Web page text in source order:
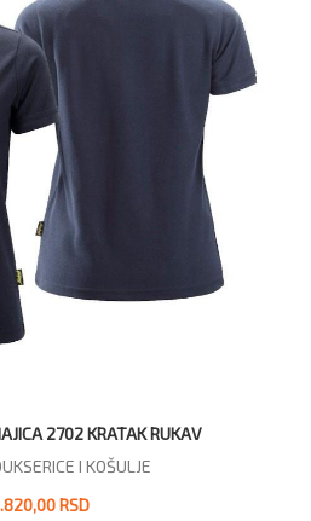
2702 KRATAK RUKAV
I KOŠULJE
RSD